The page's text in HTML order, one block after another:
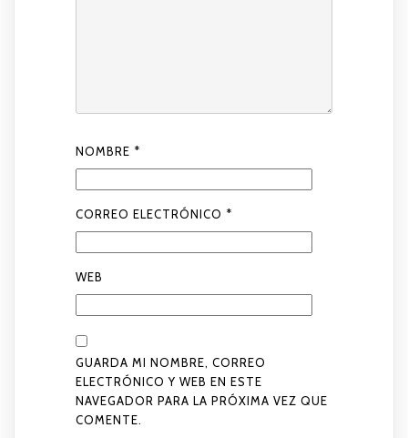
NOMBRE *
CORREO ELECTRÓNICO *
WEB
GUARDA MI NOMBRE, CORREO
ELECTRÓNICO Y WEB EN ESTE
NAVEGADOR PARA LA PRÓXIMA VEZ QUE
COMENTE.